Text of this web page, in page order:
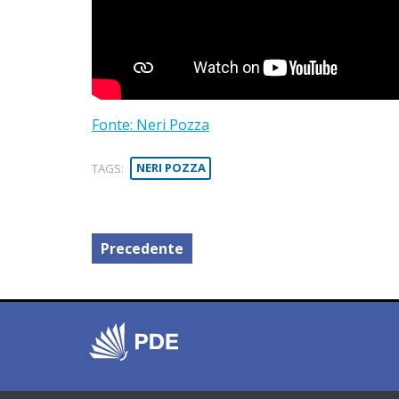
Fonte: Neri Pozza
TAGS: NERI POZZA
Precedente